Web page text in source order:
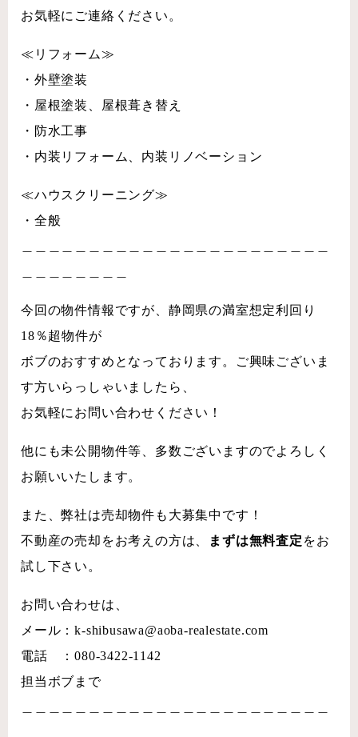
お気軽にご連絡ください。
≪リフォーム≫
・外壁塗装
・屋根塗装、屋根葺き替え
・防水工事
・内装リフォーム、内装リノベーション
≪ハウスクリーニング≫
・全般
今回の物件情報ですが、静岡県の満室想定利回り
18％超物件が
ボブのおすすめとなっております。ご興味ございま
す方いらっしゃいましたら、
お気軽にお問い合わせください！
他にも未公開物件等、多数ございますのでよろしく
お願いいたします。
また、弊社は売却物件も大募集中です！
不動産の売却をお考えの方は、
まずは無料査定 をお
試し下さい。
お問い合わせは、
メール：k-shibusawa@aoba-realestate.com
電話 ：080-3422-1142
担当ボブまで